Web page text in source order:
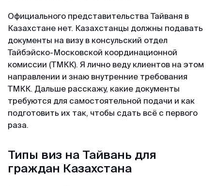
Приятное общение
Первый раз оформлял через вас, настолько
быстро, приятное общение через переписку,
всë разъяснили и был успех. Большое спасибо
за помощь, буду пользоваться вашим каналом
и рекомендовать своим друзьям. Огромное
Отзыв с Яндекса · 2024
Договор-оферта
Конфиденциальность
Читай также
Официального представительства Тайваня в
Казахстане нет. Казахстанцы должны подавать
документы на визу в консульский отдел
Тайбэйско-Московской координационной
комиссии (ТМКК). Я лично веду клиентов на этом
направлении и знаю внутренние требования
ТМКК. Дальше расскажу, какие документы
требуются для самостоятельной подачи и как
подготовить их так, чтобы сдать всё с первого
раза.
Типы виз на Тайвань для
граждан Казахстана